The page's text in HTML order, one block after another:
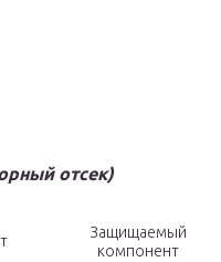
отсек)
Защищаемый
компонент